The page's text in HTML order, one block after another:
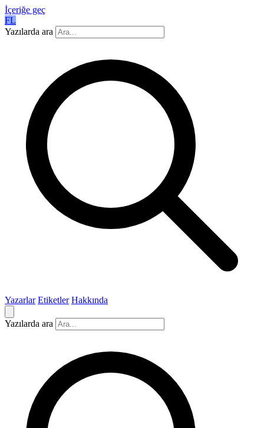
İçeriğe geç
FL
Yazılarda ara
Yazarlar Etiketler Hakkında
Yazılarda ara